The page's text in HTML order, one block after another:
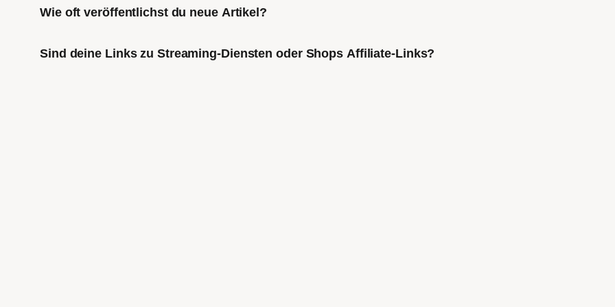
Wie oft veröffentlichst du neue Artikel?
Sind deine Links zu Streaming-Diensten oder Shops Affiliate-Links?